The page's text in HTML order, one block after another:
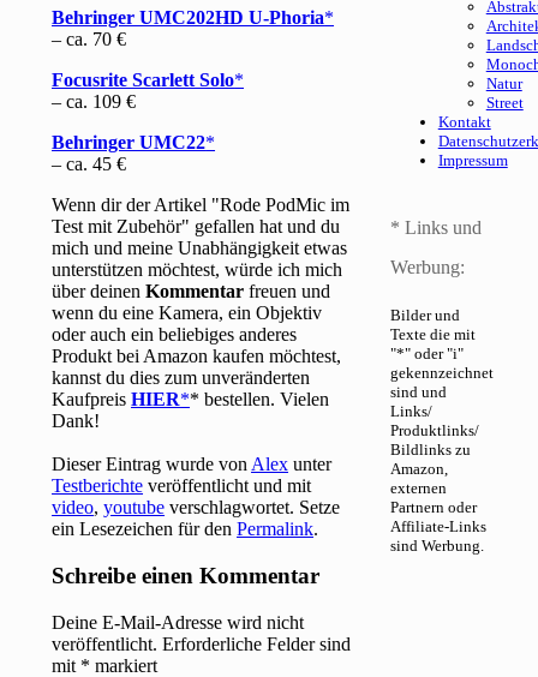
Behringer UMC202HD U-Phoria
– ca. 70 €
Focusrite Scarlett Solo
– ca. 109 €
Behringer UMC22
– ca. 45 €
Wenn dir der Artikel "Rode PodMic im
Test mit Zubehör" gefallen hat und du
mich und meine Unabhängigkeit etwas
unterstützen möchtest, würde ich mich
über deinenKommentar freuen und
wenn du eine Kamera, ein Objektiv
oder auch ein beliebiges anderes
Produkt bei Amazon kaufen möchtest,
kannst du dies zum unveränderten
KaufpreisHIER * bestellen. Vielen
Dank!
Dieser Eintrag wurde von Alex unter
Testberichte veröffentlicht und mit
video,youtube verschlagwortet. Setze
ein Lesezeichen für denPermalink.
Schreibe einen Kommentar
Deine E-Mail-Adresse wird nicht
veröffentlicht. Erforderliche Felder sind
mit * markiert
Natur
Street
Kontakt
Impressum
* Links und
Werbung:
Bilder und
Texte die mit
"*" oder "i"
gekennzeichnet
sind und
Links/
Produktlinks/
Bildlinks zu
Amazon,
externen
Partnern oder
Affiliate-Links
sind Werbung.